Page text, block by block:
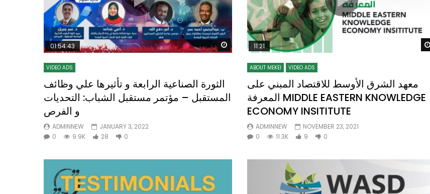
Watch Later
01:54:43
VIDEO ADS
الثورة الصناعية الرابعة و تأثيرها علي وظائف
المستقبل – مؤتمر مستقبل الشباب: التحديات
و الفرص
ADMINNEW
JANUARY 3, 2022
0
9.9K 28 0
11:21
ABOUT MEKEI VIDEO ADS
معهد الشرق الأوسط للاقتصاد المبني على
المعرفة MIDDLE EASTERN KNOWLEDGE
ECONOMY INSITITUTE
ADMINNEW
NOVEMBER 23, 2021
0
11.3K 9 0